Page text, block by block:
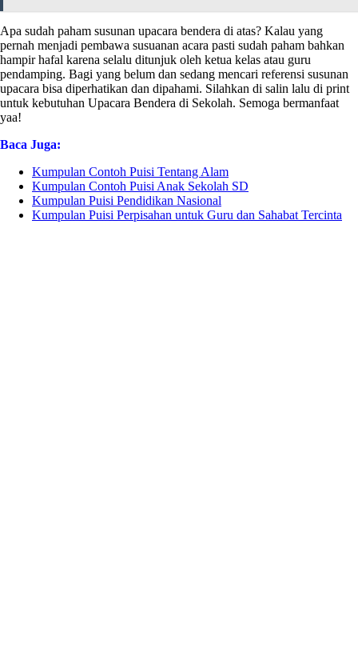
Apa sudah paham susunan upacara bendera di atas? Kalau yang
pernah menjadi pembawa susuanan acara pasti sudah paham bahkan
hampir hafal karena selalu ditunjuk oleh ketua kelas atau guru
pendamping. Bagi yang belum dan sedang mencari referensi susunan
upacara bisa diperhatikan dan dipahami. Silahkan di salin lalu di print
untuk kebutuhan Upacara Bendera di Sekolah. Semoga bermanfaat
yaa!
Baca Juga:
Kumpulan Contoh Puisi Tentang Alam
Kumpulan Contoh Puisi Anak Sekolah SD
Kumpulan Puisi Pendidikan Nasional
Kumpulan Puisi Perpisahan untuk Guru dan Sahabat Tercinta